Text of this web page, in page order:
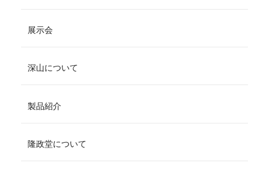
展示会
深山について
製品紹介
隆政堂について